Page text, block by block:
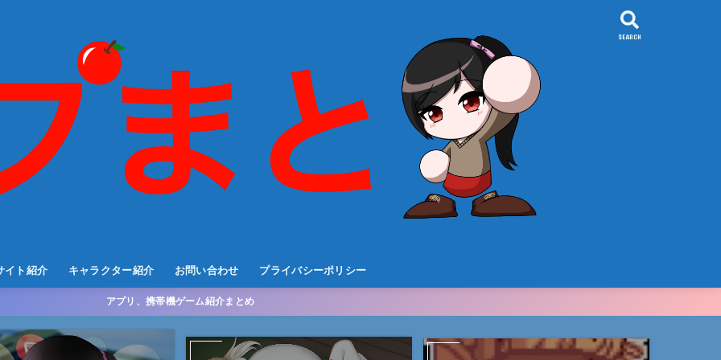
イト紹介 キャラクター紹介 お問い合わせ プライバシーポリシー
SEARCH
アプリ、携帯機ゲーム紹介まとめ